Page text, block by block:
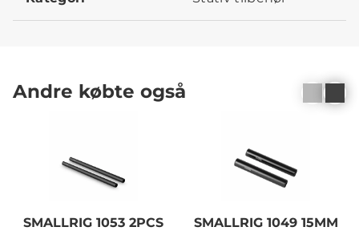
Andre købte også
SMALLRIG 1053 2PCS
SMALLRIG 1049 15MM